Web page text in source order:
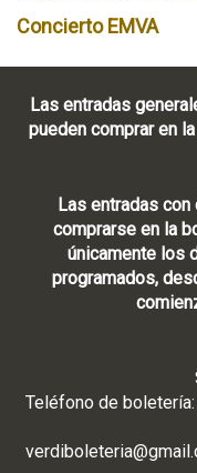
Concierto EMVA
Las entradas
pueden comprar en
Las entradas
comprarse en la
únicamente los
programados,
Teléfono de